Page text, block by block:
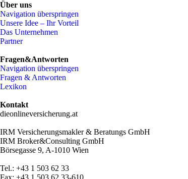
Über uns
Navigation überspringen
Unsere Idee – Ihr Vorteil
Das Unternehmen
Partner
Fragen&Antworten
Navigation überspringen
Fragen & Antworten
Lexikon
Kontakt
dieonlineversicherung.at
IRM Versicherungsmakler & Beratungs GmbH
IRM Broker&Consulting GmbH
Börsegasse 9, A-1010 Wien
Tel.: +43 1 503 62 33
Fax: +43 1 503 62 33-610